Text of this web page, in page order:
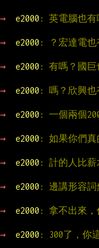
→ e2000 : 英電腦也有
→ e2000 : ？宏達電也
→ e2000 : 有嗎？國巨
→ e2000 : 嗎？欣興也
→ e2000 : 一個兩個
→ e2000 : 如果你們真
→ e2000 : 計的人比薪
→ e2000 : 邊講形容詞
→ e2000 : 拿不出來，
→ e2000 : 300了，你